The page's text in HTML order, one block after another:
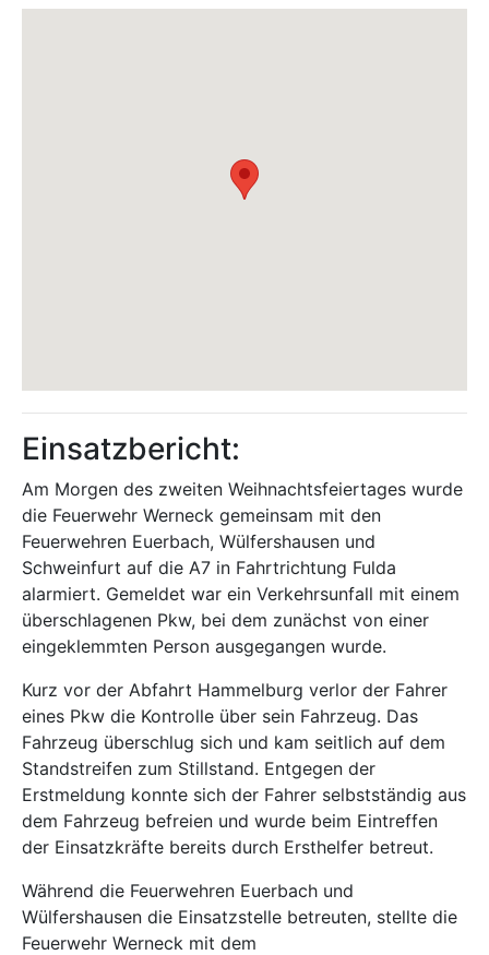
Einsatzbericht:
Am Morgen des zweiten Weihnachtsfeiertages wurde
die Feuerwehr Werneck gemeinsam mit den
Feuerwehren Euerbach, Wülfershausen und
Schweinfurt auf die A7 in Fahrtrichtung Fulda
alarmiert. Gemeldet war ein Verkehrsunfall mit einem
überschlagenen Pkw, bei dem zunächst von einer
eingeklemmten Person ausgegangen wurde.
Kurz vor der Abfahrt Hammelburg verlor der Fahrer
eines Pkw die Kontrolle über sein Fahrzeug. Das
Fahrzeug überschlug sich und kam seitlich auf dem
Standstreifen zum Stillstand. Entgegen der
Erstmeldung konnte sich der Fahrer selbstständig aus
dem Fahrzeug befreien und wurde beim Eintreffen
der Einsatzkräfte bereits durch Ersthelfer betreut.
Während die Feuerwehren Euerbach und
Wülfershausen die Einsatzstelle betreuten, stellte die
Feuerwehr Werneck mit dem